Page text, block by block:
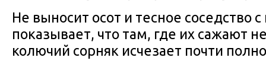
Не выносит осот и тесное соседство
показывает, что там, где их сажают
колючий сорняк исчезает почти